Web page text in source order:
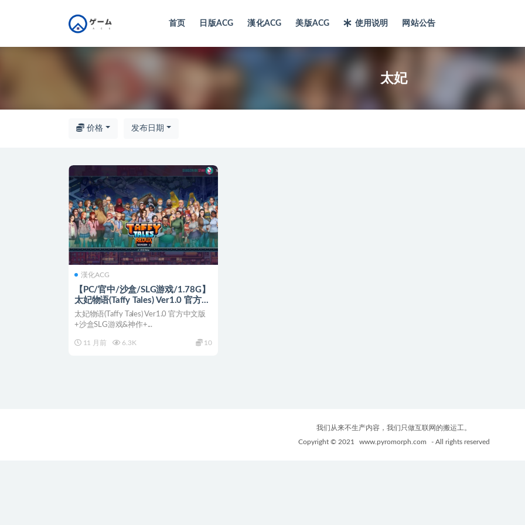
首页 日版ACG 漢化ACG 美版ACG 使用说明 网站公告
太妃
价格 发布日期
漢化ACG
【PC/官中/沙盒/SLG游戏/1.78G】
太妃物语(Taffy Tales) Ver1.0 官方中
文版+沙盒SLG游戏&神作+1.78G
太妃物语(Taffy Tales) Ver1.0 官方中文版
+沙盒SLG游戏&神作+...
11 月前 6.3K 10
我们从来不生产内容，我们只做互联网的搬运工。
Copyright © 2021
www.pyromorph.com - All rights reserved